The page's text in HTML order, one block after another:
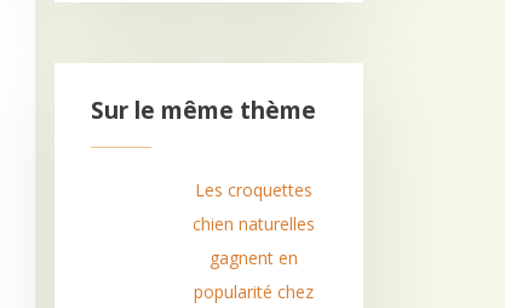
Sur le même thème
Les croquettes
chien naturelles
gagnent en
popularité chez